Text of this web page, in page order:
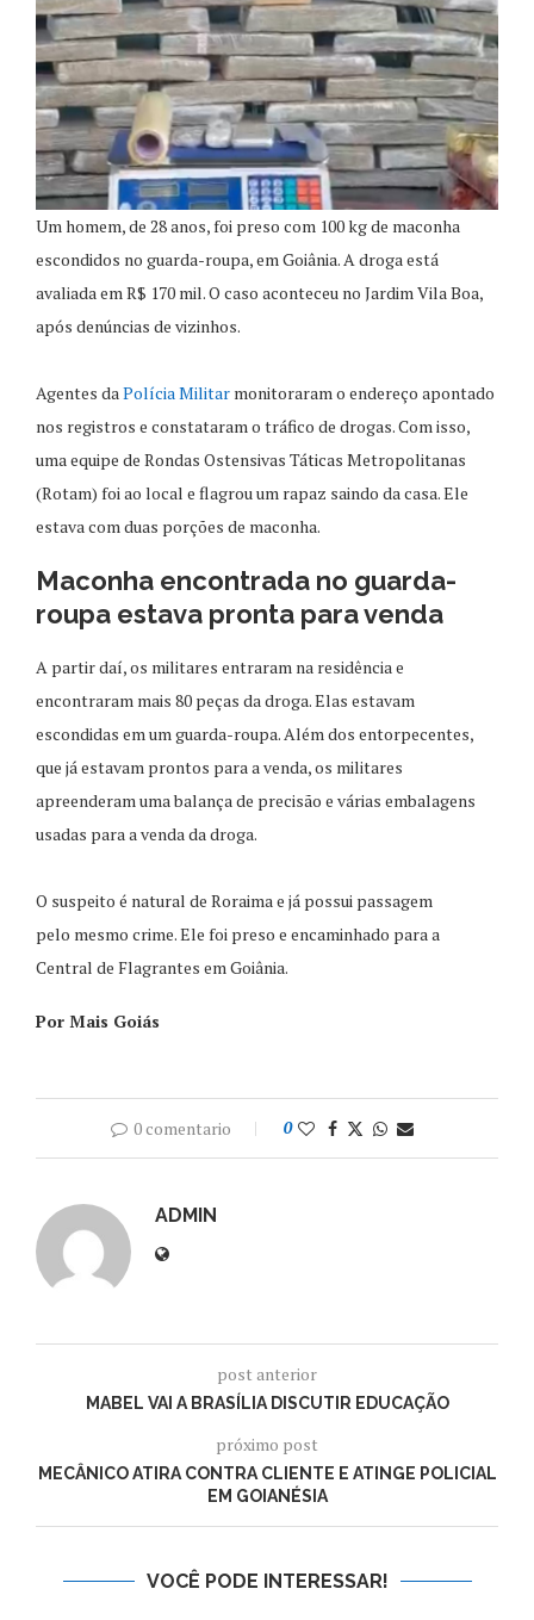
Um homem, de 28 anos, foi preso com 100 kg de maconha
escondidos no guarda-roupa, em Goiânia. A droga está
avaliada em R$ 170 mil. O caso aconteceu no Jardim Vila Boa,
após denúncias de vizinhos.
Agentes daPolícia Militar monitoraram o endereço apontado
nos registros e constataram o tráfico de drogas. Com isso,
uma equipe de Rondas Ostensivas Táticas Metropolitanas
(Rotam) foi ao local e flagrou um rapaz saindo da casa. Ele
estava com duas porções de maconha.
Maconha encontrada no guarda-
roupa estava pronta para venda
A partir daí, os militares entraram na residência e
encontraram mais 80 peças da droga. Elas estavam
escondidas em um guarda-roupa. Além dos entorpecentes,
que já estavam prontos para a venda, os militares
apreenderam uma balança de precisão e várias embalagens
usadas para a venda da droga.
O suspeito é natural de Roraima e já possui passagem
pelo mesmo crime. Ele foi preso e encaminhado para a
Central de Flagrantes em Goiânia.
Por Mais Goiás
0 comentario 0
ADMIN
post anterior
MABEL VAI A BRASÍLIA DISCUTIR EDUCAÇÃO
próximo post
MECÂNICO ATIRA CONTRA CLIENTE E ATINGE POLICIAL
EM GOIANÉSIA
VOCÊ PODE INTERESSAR!